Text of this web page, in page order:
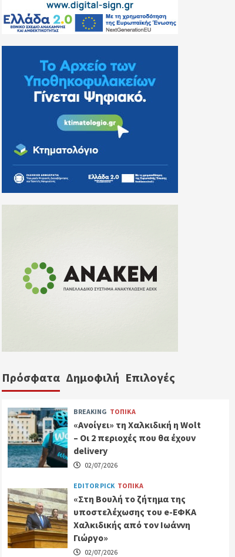
Πρόσφατα Δημοφιλή Επιλογές
BREAKING ΤΟΠΙΚΑ
«Ανοίγει» τη Χαλκιδική η Wolt
– Οι 2 περιοχές που θα έχουν
delivery
02/07/2026
EDITOR PICK ΤΟΠΙΚΑ
«Στη Βουλή το ζήτημα της
υποστελέχωσης του e-ΕΦΚΑ
Χαλκιδικής από τον Ιωάννη
Γιώργο»
02/07/2026